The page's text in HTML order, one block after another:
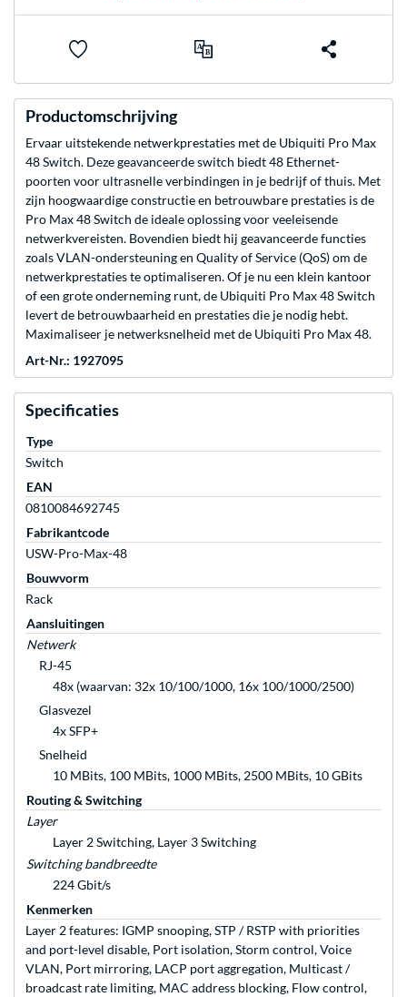
Productomschrijving
Ervaar uitstekende netwerkprestaties met de Ubiquiti Pro Max
48 Switch. Deze geavanceerde switch biedt 48 Ethernet-
poorten voor ultrasnelle verbindingen in je bedrijf of thuis. Met
zijn hoogwaardige constructie en betrouwbare prestaties is de
Pro Max 48 Switch de ideale oplossing voor veeleisende
netwerkvereisten. Bovendien biedt hij geavanceerde functies
zoals VLAN-ondersteuning en Quality of Service (QoS) om de
netwerkprestaties te optimaliseren. Of je nu een klein kantoor
of een grote onderneming runt, de Ubiquiti Pro Max 48 Switch
levert de betrouwbaarheid en prestaties die je nodig hebt.
Maximaliseer je netwerksnelheid met de Ubiquiti Pro Max 48.
Art-Nr.: 1927095
Specificaties
Type
Switch
EAN
0810084692745
Fabrikantcode
USW-Pro-Max-48
Bouwvorm
Rack
Aansluitingen
Netwerk
RJ-45
48x (waarvan: 32x 10/100/1000, 16x 100/1000/2500)
Glasvezel
4x SFP+
Snelheid
10 MBits, 100 MBits, 1000 MBits, 2500 MBits, 10 GBits
Routing & Switching
Layer
Layer 2 Switching, Layer 3 Switching
Switching bandbreedte
224 Gbit/s
Kenmerken
Layer 2 features: IGMP snooping, STP / RSTP with priorities
and port-level disable, Port isolation, Storm control, Voice
VLAN, Port mirroring, LACP port aggregation, Multicast /
broadcast rate limiting, MAC address blocking, Flow control,